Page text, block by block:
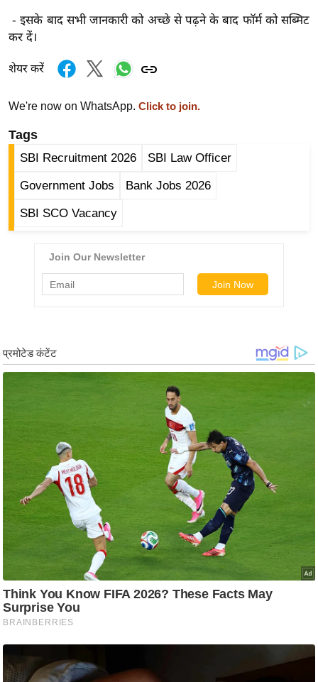
वु
ड
हॉ
वु
फि
ल्म
स
क्षा
n
g
N
w
ला
फ
स्टा
टे
क्नॉ
लॉ
ब्यू
टी
- इसके बाद सभी जानकारी को अच्छे से पढ़ने के बाद फॉर्म को सब्मिट
कर दें।
शेयर करें
We're now on WhatsApp. Click to join.
Tags
SBI Recruitment 2026 SBI Law Officer
Government Jobs Bank Jobs 2026
SBI SCO Vacancy